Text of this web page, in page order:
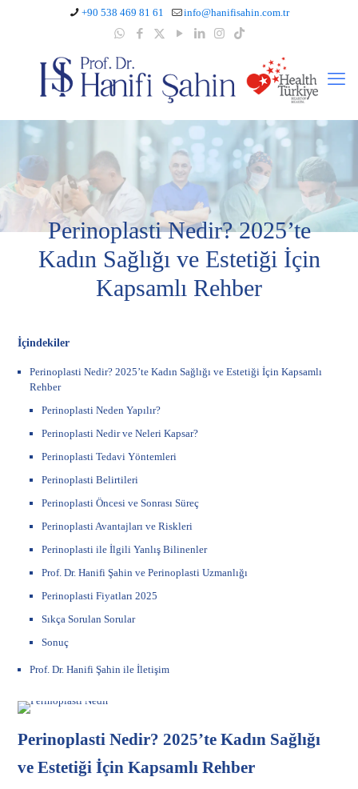
+90 538 469 81 61 info@hanifisahin.com.tr
Perinoplasti Nedir? 2025’te
Kadın Sağlığı ve Estetiği İçin
Kapsamlı Rehber
İçindekiler
Perinoplasti Nedir? 2025’te Kadın Sağlığı ve Estetiği İçin Kapsamlı
Rehber
Perinoplasti Neden Yapılır?
Perinoplasti Nedir ve Neleri Kapsar?
Perinoplasti Tedavi Yöntemleri
Perinoplasti Belirtileri
Perinoplasti Öncesi ve Sonrası Süreç
Perinoplasti Avantajları ve Riskleri
Perinoplasti ile İlgili Yanlış Bilinenler
Prof. Dr. Hanifi Şahin ve Perinoplasti Uzmanlığı
Perinoplasti Fiyatları 2025
Sıkça Sorulan Sorular
Sonuç
Prof. Dr. Hanifi Şahin ile İletişim
Perinoplasti Nedir? 2025’te Kadın Sağlığı
ve Estetiği İçin Kapsamlı Rehber